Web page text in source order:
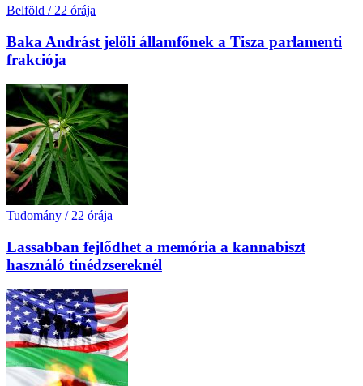
Belföld / 22 órája
Baka Andrást jelöli államfőnek a Tisza parlamenti
frakciója
Tudomány / 22 órája
Lassabban fejlődhet a memória a kannabiszt
használó tinédzsereknél